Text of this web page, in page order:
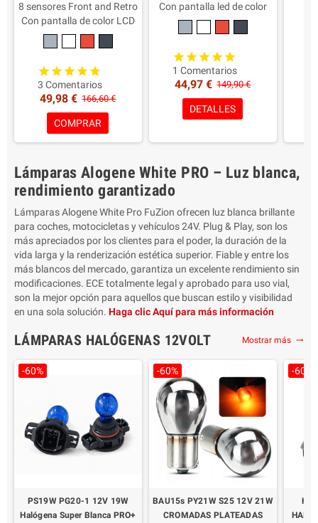
8 sensores Front and Retro
Con pantalla de color LCD
Calidad y fiabilidad como
original
furgonetas o
autocaravanas
OMOLOGÍA
5 AÑOS
Coloración de los sensores
3 Comentarios
49,98 € 166,60 €
COMPRAR
Con pantalla led de color
delgado
Calidad y fiabilidad como
Adecuado para autos,
furgonetas o
autocaravanas
OMOLOGÍA
5 AÑOS
1 Comentarios
44,97 € 149,90 €
DETALLES
Lámparas Alogene White PRO – Luz blanca,
rendimiento garantizado
Lámparas Alogene White Pro FuZion ofrecen luz blanca brillante
para coches, motocicletas y vehículos 24V. Plug & Play, son los
más apreciados por los clientes para el poder, la duración de la
vida larga y la renderización estética superior. Fiable y entre los
más blancos del mercado, garantiza un excelente rendimiento sin
modificaciones. ECE totalmente legal y aprobado para uso vial,
son la mejor opción para aquellos que buscan estilo y visibilidad
en una sola solución. Haga clic Aquí para más información
LÁMPARAS HALÓGENAS 12VOLT Mostrar más trending_flat
-60%
PS19W PG20-1 12V 19W
Halógena Super Blanca PRO+
-60%
BAU15s PY21W S25 12V 21W
CROMADAS PLATEADAS
-60%